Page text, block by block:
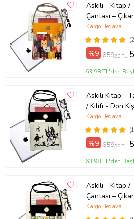
Askılı - Kitap
Çantası –
Sarı )
Kargo Bedava
%9 659,90 TL
63,98 TL'den
Askılı Kitap -
/ Kılıfı - Don
Kargo Bedava
%9 659,90 TL
63,98 TL'den
Askılı - Kitap
Çantası –
)Kargo Bedava